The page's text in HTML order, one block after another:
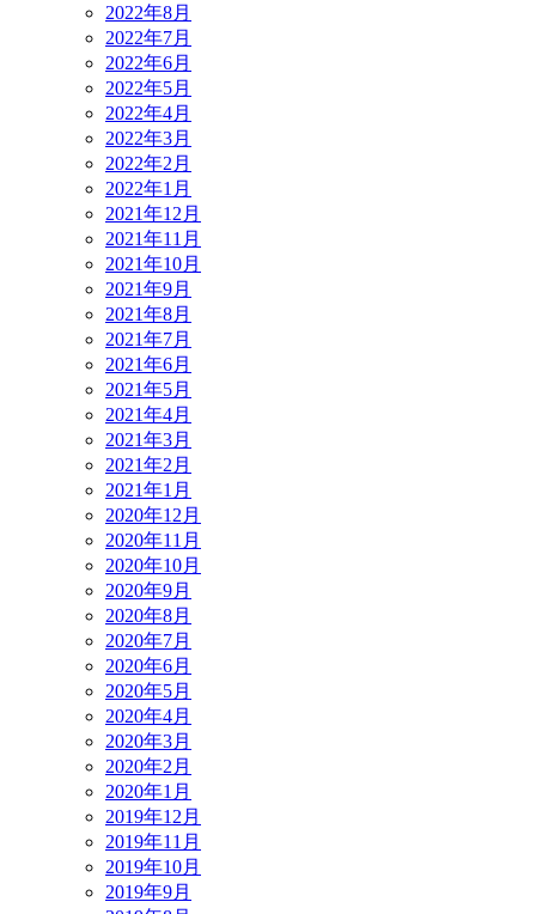
2022年8月
2022年7月
2022年6月
2022年5月
2022年4月
2022年3月
2022年2月
2022年1月
2021年12月
2021年11月
2021年10月
2021年9月
2021年8月
2021年7月
2021年6月
2021年5月
2021年4月
2021年3月
2021年2月
2021年1月
2020年12月
2020年11月
2020年10月
2020年9月
2020年8月
2020年7月
2020年6月
2020年5月
2020年4月
2020年3月
2020年2月
2020年1月
2019年12月
2019年11月
2019年10月
2019年9月